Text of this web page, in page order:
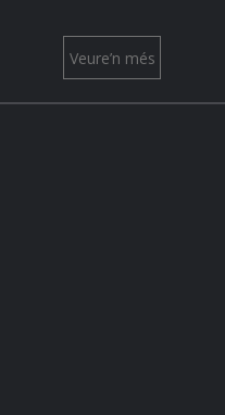
Veure’n més